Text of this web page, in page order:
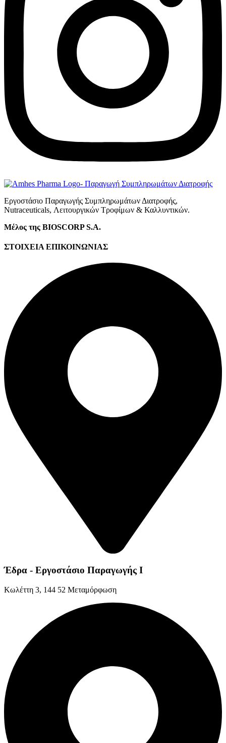
Εργοστάσιο Παραγωγής Συμπληρωμάτων Διατροφής,
Νutraceuticals, Λειτουργικών Τροφίμων & Καλλυντικών.
Μέλος της BIOSCORP S.A.
ΣΤΟΙΧΕΙΑ ΕΠΙΚΟΙΝΩΝΙΑΣ
Έδρα - Εργοστάσιο Παραγωγής Ι
Kωλέττη 3, 144 52 Μεταμόρφωση